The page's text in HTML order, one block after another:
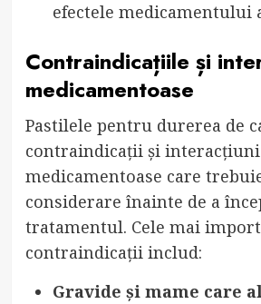
efectele medicamentului
Contraindicațiile și
medicamentoase
Pastilele pentru durerea de
contraindicații și interacțiuni
medicamentoase care
considerare înainte de a
tratamentul. Cele mai
contraindicații includ:
Gravide și mame care